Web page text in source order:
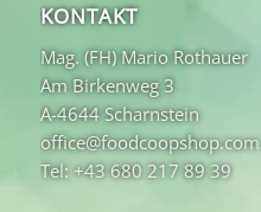
KONTAKT
Mag. (FH) Mario Rothauer
Am Birkenweg 3
A-4644 Scharnstein
office@foodcoopshop.com
Tel: +43 680 217 89 39